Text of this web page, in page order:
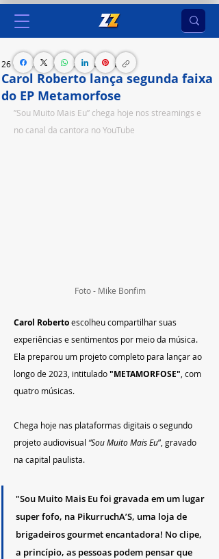
Carol Roberto lança segunda faixa
do EP Metamorfose
26 de jul. de 2023 2 min de leitura
”Sou Muito Mais Eu” chega hoje nos streamings e
no canal da cantora no YouTube
Foto - Mike Bonfim
Carol Roberto escolheu compartilhar suas
experiências e sentimentos por meio da música.
Ela preparou um projeto completo para lançar ao
longo de 2023, intitulado "METAMORFOSE" , com
quatro músicas.
Chega hoje nas plataformas digitais o segundo
projeto audiovisual “Sou Muito Mais Eu”, gravado
na capital paulista.
"Sou Muito Mais Eu foi gravada em um lugar
super fofo, na PikurruchA’S, uma loja de
brigadeiros gourmet encantadora! No clipe,
a princípio, as pessoas podem pensar que